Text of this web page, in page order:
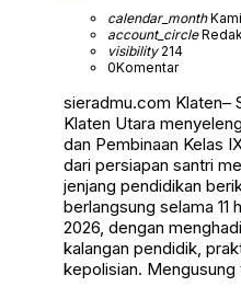
calendar_month
account_circle
visibility214
0Komentar
sieradmu.com Klaten–
Klaten Utara
dan Pembinaan Kelas
dari persiapan santri
jenjang pendidikan
berlangsung selama 11
2026, dengan
kalangan pendidik,
kepolisian.